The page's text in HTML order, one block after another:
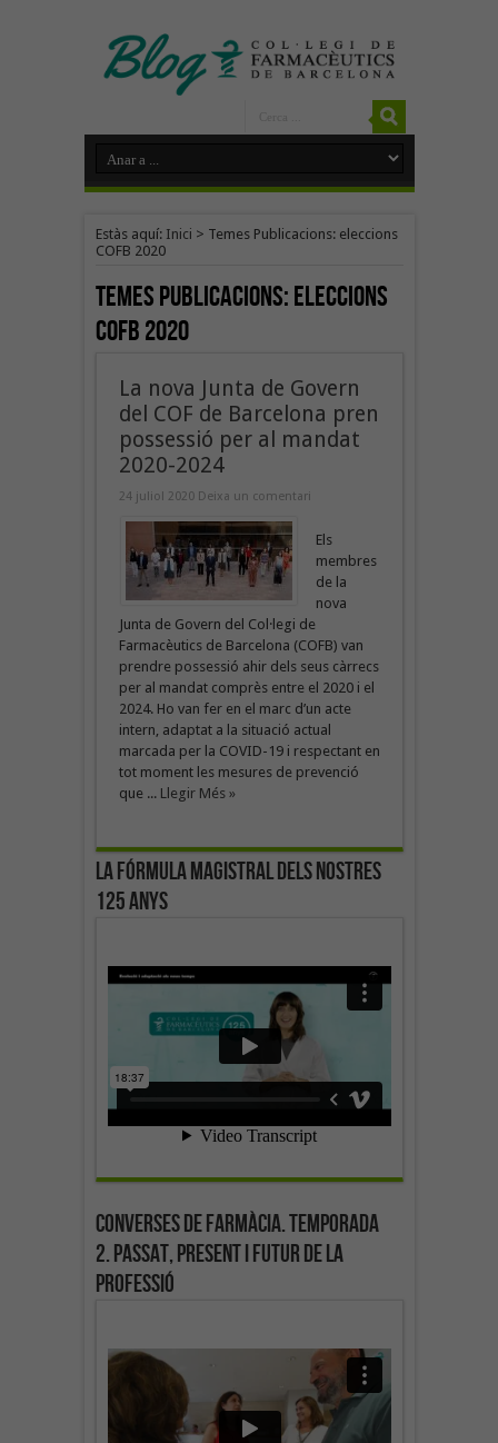
Estàs aquí: Inici > Temes Publicacions: eleccions
COFB 2020
Temes Publicacions:eleccions
COFB 2020
La nova Junta de Govern
del COF de Barcelona pren
possessió per al mandat
2020-2024
24 juliol 2020 Deixa un comentari
Els
membres
de la
nova
Junta de Govern del Col·legi de
Farmacèutics de Barcelona (COFB) van
prendre possessió ahir dels seus càrrecs
per al mandat comprès entre el 2020 i el
2024. Ho van fer en el marc d’un acte
intern, adaptat a la situació actual
marcada per la COVID-19 i respectant en
tot moment les mesures de prevenció
que ... Llegir Més »
La fórmula magistral dels nostres
125 anys
Converses de farmàcia. Temporada
2. Passat, present i futur de la
professió